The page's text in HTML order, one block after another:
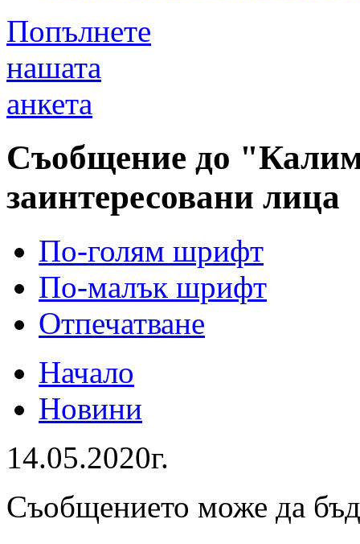
Попълнете
нашата
анкета
Съобщение до
заинтересовани лица
По-голям шрифт
По-малък шрифт
Отпечатване
Начало
Новини
14.05.2020г.
Съобщението може да